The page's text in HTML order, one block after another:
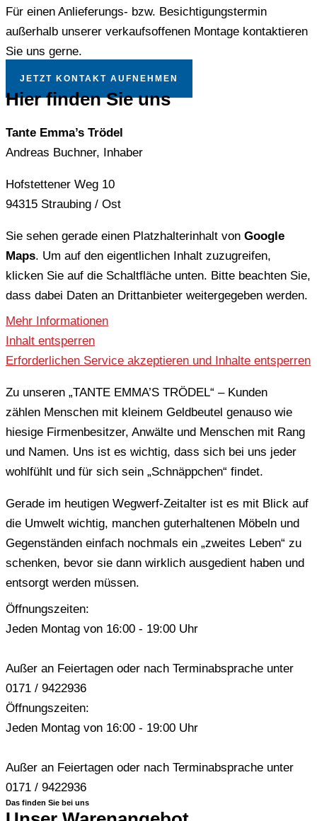
Für einen Anlieferungs- bzw. Besichtigungstermin
außerhalb unserer verkaufsoffenen Montage kontaktieren
Sie uns gerne.
JETZT KONTAKT AUFNEHMEN
Hier finden Sie uns
Tante Emma’s Trödel
Andreas Buchner, Inhaber
Hofstettener Weg 10
94315 Straubing / Ost
Sie sehen gerade einen Platzhalterinhalt von Google
Maps. Um auf den eigentlichen Inhalt zuzugreifen,
klicken Sie auf die Schaltfläche unten. Bitte beachten Sie,
dass dabei Daten an Drittanbieter weitergegeben werden.
Mehr Informationen
Inhalt entsperren
Erforderlichen Service akzeptieren und Inhalte entsperren
Zu unseren „TANTE EMMA’S TRÖDEL“ – Kunden
zählen Menschen mit kleinem Geldbeutel genauso wie
hiesige Firmenbesitzer, Anwälte und Menschen mit Rang
und Namen. Uns ist es wichtig, dass sich bei uns jeder
wohlfühlt und für sich sein „Schnäppchen“ findet.
Gerade im heutigen Wegwerf-Zeitalter ist es mit Blick auf
die Umwelt wichtig, manchen guterhaltenen Möbeln und
Gegenständen einfach nochmals ein „zweites Leben“ zu
schenken, bevor sie dann wirklich ausgedient haben und
entsorgt werden müssen.
Öffnungszeiten:
Jeden Montag von 16:00 - 19:00 Uhr
Außer an Feiertagen oder nach Terminabsprache unter
0171 / 9422936
Öffnungszeiten:
Jeden Montag von 16:00 - 19:00 Uhr
Außer an Feiertagen oder nach Terminabsprache unter
0171 / 9422936
Das finden Sie bei uns